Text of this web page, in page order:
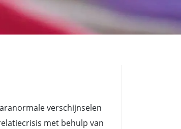
verschijnselen
met behulp van